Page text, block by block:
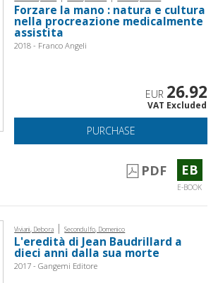
Forzare la mano : natura e cultura
nella procreazione medicalmente
assistita
2018 - Franco Angeli
EUR 26.92
VAT Excluded
PURCHASE
PDF EB
E-BOOK
Viviani, Debora | Secondulfo, Domenico
L'eredità di Jean Baudrillard a
dieci anni dalla sua morte
2017 - Gangemi Editore